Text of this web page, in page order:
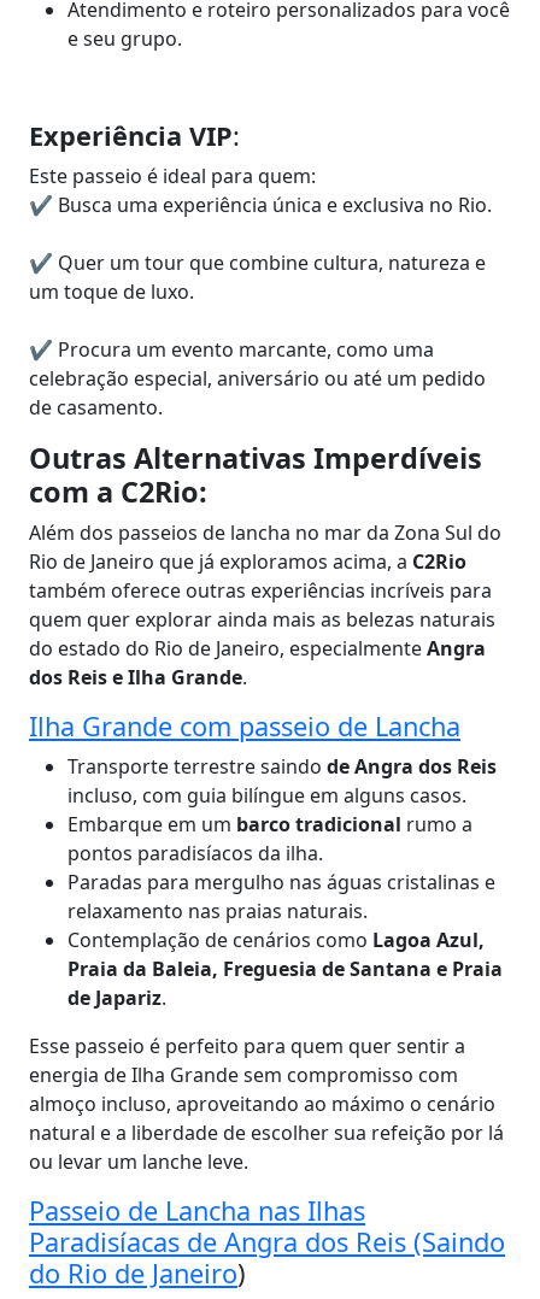
Atendimento e roteiro personalizados para você
e seu grupo.
Experiência VIP:
Este passeio é ideal para quem:
✔ Busca uma experiência única e exclusiva no Rio.
✔ Quer um tour que combine cultura, natureza e
um toque de luxo.
✔ Procura um evento marcante, como uma
celebração especial, aniversário ou até um pedido
de casamento.
Outras Alternativas Imperdíveis
com a C2Rio:
Além dos passeios de lancha no mar da Zona Sul do
Rio de Janeiro que já exploramos acima, a C2Rio
também oferece outras experiências incríveis para
quem quer explorar ainda mais as belezas naturais
do estado do Rio de Janeiro, especialmenteAngra
dos Reis e Ilha Grande.
Ilha Grande com passeio de Lancha
Transporte terrestre saindo de Angra dos Reis
incluso, com guia bilíngue em alguns casos.
Embarque em um barco tradicional rumo a
pontos paradisíacos da ilha.
Paradas para mergulho nas águas cristalinas e
relaxamento nas praias naturais.
Contemplação de cenários como Lagoa Azul,
Praia da Baleia, Freguesia de Santana e Praia
de Japariz.
Esse passeio é perfeito para quem quer sentir a
energia de Ilha Grande sem compromisso com
almoço incluso, aproveitando ao máximo o cenário
natural e a liberdade de escolher sua refeição por lá
ou levar um lanche leve.
Passeio de Lancha nas Ilhas
Paradisíacas de Angra dos Reis (Saindo
do Rio de Janeiro)